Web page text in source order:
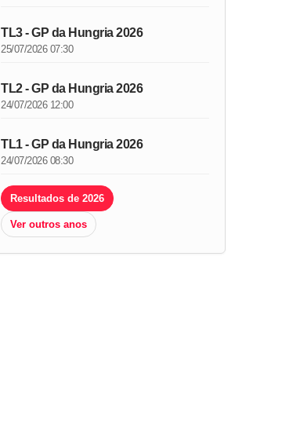
TL3 - GP da Hungria 2026
25/07/2026 07:30
TL2 - GP da Hungria 2026
24/07/2026 12:00
TL1 - GP da Hungria 2026
24/07/2026 08:30
Resultados de 2026
Ver outros anos